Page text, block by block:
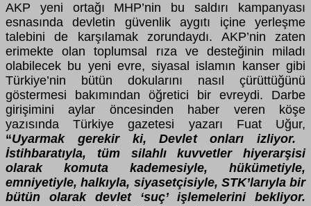
AKP yeni ortağı MHP’nin bu saldırı kampanyası
esnasında devletin güvenlik aygıtı içine yerleşme
talebini de karşılamak zorundaydı. AKP’nin zaten
erimekte olan toplumsal rıza ve desteğinin miladı
olabilecek bu yeni evre, siyasal islamın kanser gibi
Türkiye’nin bütün dokularını nasıl çürüttüğünü
göstermesi bakımından öğretici bir evreydi. Darbe
girişimini aylar öncesinden haber veren köşe
yazısında Türkiye gazetesi yazarı Fuat Uğur,
“Uyarmak gerekir ki, Devlet onları izliyor.
İstihbaratıyla, tüm silahlı kuvvetler hiyerarşisi
olarak komuta kademesiyle, hükümetiyle,
emniyetiyle, halkıyla, siyasetçisiyle, STK’larıyla bir
bütün olarak devlet ‘suç’ işlemelerini bekliyor.